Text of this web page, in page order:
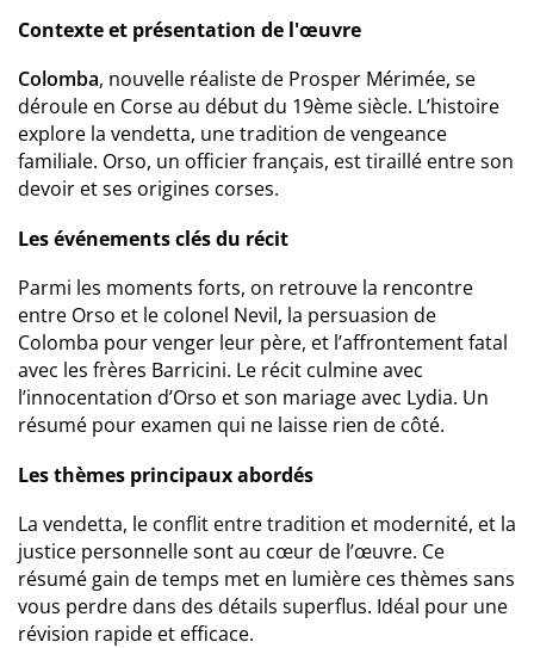
Contexte et présentation de l'œuvre
Colomba, nouvelle réaliste de Prosper Mérimée, se
déroule en Corse au début du 19ème siècle. L’histoire
explore la vendetta, une tradition de vengeance
familiale. Orso, un officier français, est tiraillé entre son
devoir et ses origines corses.
Les événements clés du récit
Parmi les moments forts, on retrouve la rencontre
entre Orso et le colonel Nevil, la persuasion de
Colomba pour venger leur père, et l’affrontement fatal
avec les frères Barricini. Le récit culmine avec
l’innocentation d’Orso et son mariage avec Lydia. Un
résumé pour examen qui ne laisse rien de côté.
Les thèmes principaux abordés
La vendetta, le conflit entre tradition et modernité, et la
justice personnelle sont au cœur de l’œuvre. Ce
résumé gain de temps met en lumière ces thèmes sans
vous perdre dans des détails superflus. Idéal pour une
révision rapide et efficace.